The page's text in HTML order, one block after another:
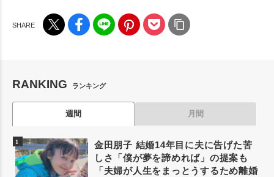
RANKING ランキング
週間 月間
金田朋子 結婚14年目に夫に告げた苦
しさ「僕が夢を諦めれば」の提案も
「夫婦が人生をまっとうするため離婚